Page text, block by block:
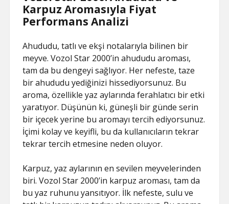
Karpuz Aromasıyla Fiyat
Performans Analizi
Ahududu, tatlı ve ekşi notalarıyla bilinen bir
meyve. Vozol Star 2000’in ahududu aroması,
tam da bu dengeyi sağlıyor. Her nefeste, taze
bir ahududu yediğinizi hissediyorsunuz. Bu
aroma, özellikle yaz aylarında ferahlatıcı bir etki
yaratıyor. Düşünün ki, güneşli bir günde serin
bir içecek yerine bu aromayı tercih ediyorsunuz.
İçimi kolay ve keyifli, bu da kullanıcıların tekrar
tekrar tercih etmesine neden oluyor.
Karpuz, yaz aylarının en sevilen meyvelerinden
biri. Vozol Star 2000’in karpuz aroması, tam da
bu yaz ruhunu yansıtıyor. İlk nefeste, sulu ve